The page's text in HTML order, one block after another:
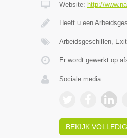
Website: http://
Heeft u een
Arbeidsgeschillen,
Er wordt gewerkt op
Sociale media:
BEKIJK